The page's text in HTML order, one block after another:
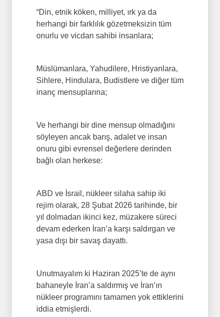
“Din, etnik köken, milliyet, ırk ya da
herhangi bir farklılık gözetmeksizin tüm
onurlu ve vicdan sahibi insanlara;
Müslümanlara, Yahudilere, Hristiyanlara,
Sihlere, Hindulara, Budistlere ve diğer tüm
inanç mensuplarına;
Ve herhangi bir dine mensup olmadığını
söyleyen ancak barış, adalet ve insan
onuru gibi evrensel değerlere derinden
bağlı olan herkese:
ABD ve İsrail, nükleer silaha sahip iki
rejim olarak, 28 Şubat 2026 tarihinde, bir
yıl dolmadan ikinci kez, müzakere süreci
devam ederken İran’a karşı saldırgan ve
yasa dışı bir savaş dayattı.
Unutmayalım ki Haziran 2025’te de aynı
bahaneyle İran’a saldırmış ve İran’ın
nükleer programını tamamen yok ettiklerini
iddia etmişlerdi.